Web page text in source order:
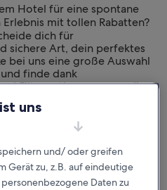
Hotel für eine spontane
mit tollen Rabatten?
dich für
sichere Art, dein perfektes
bei uns eine große Auswahl
finde dank
Filteroptionen genau die
Wir wollen schließlich sicher
sein,
Erwartungen übertrifft.
und Android
uns
und/ oder greifen
Gerät zu, z.B. auf eindeutige
Daten zu